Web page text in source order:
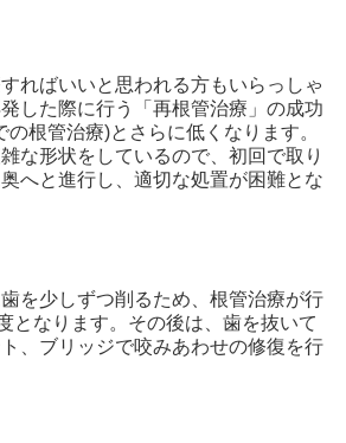
ればいいと思われる方もいらっしゃ
した際に行う「再根管治療」の成功
の根管治療)とさらに低くなります。
な形状をしているので、初回で取り
へと進行し、適切な処置が困難とな
を少しずつ削るため、根管治療が行
となります。その後は、歯を抜いて
、ブリッジで咬みあわせの修復を行